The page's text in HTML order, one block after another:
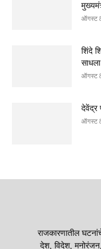
ऑगस्ट
शिंदे
ऑगस्ट
देवेंद्र
ऑगस्ट
राजकारणातील
देश, विदेश, मनोरंजन,